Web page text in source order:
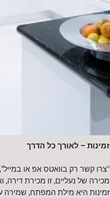
זמינות – לאורך כל הדרך
"צרו קשר רק בוואטס אפ או במייל",
מכירה של נעליים, זו מכירת
זמינות היא מילת המפתח, שמירה